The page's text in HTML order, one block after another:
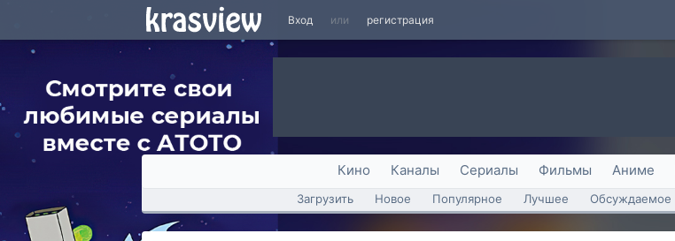
Вход или регистрация
Кино Каналы Сериалы Фильмы Аниме
Загрузить Новое Популярное Лучшее Обсуждаемое